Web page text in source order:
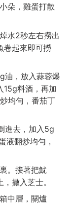
朵，雞蛋打散
水2秒左右撈出
卷起來即可撈
油，放入蒜蓉爆
15g料酒，再加
均勻，番茄丁
進去，加入5g
液翻炒均勻，
。接著把魷
撒入芝士。
中層，關爐